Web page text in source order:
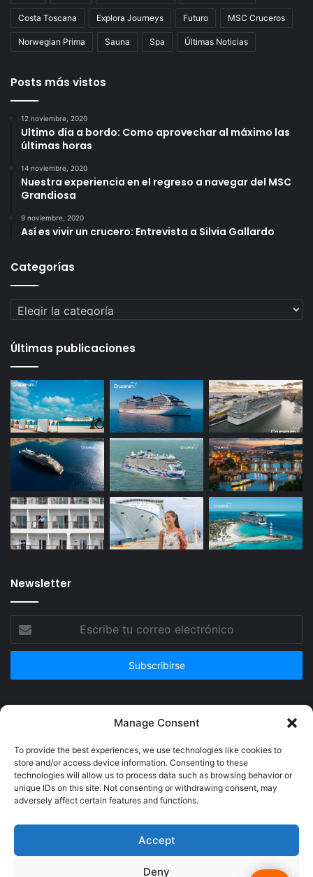
Manage Consent
To provide the best experiences, we use technologies like cookies to
store and/or access device information. Consenting to these
technologies will allow us to process data such as browsing behavior or
unique IDs on this site. Not consenting or withdrawing consent, may
adversely affect certain features and functions.
Accept
Deny
Costa Toscana Explora Journeys Futuro MSC Cruceros
Norwegian Prima Sauna Spa Últimas Noticias
Posts más vistos
12 noviembre, 2020
Ultimo día a bordo: Como aprovechar al máximo las
últimas horas
14 noviembre, 2020
Nuestra experiencia en el regreso a navegar del MSC
Grandiosa
9 noviembre, 2020
Así es vivir un crucero: Entrevista a Silvia Gallardo
Categorías
Categorías
Últimas publicaciones
Newsletter
correo
© Copyright 2026, Todos los derechos reservados @Crucerum |